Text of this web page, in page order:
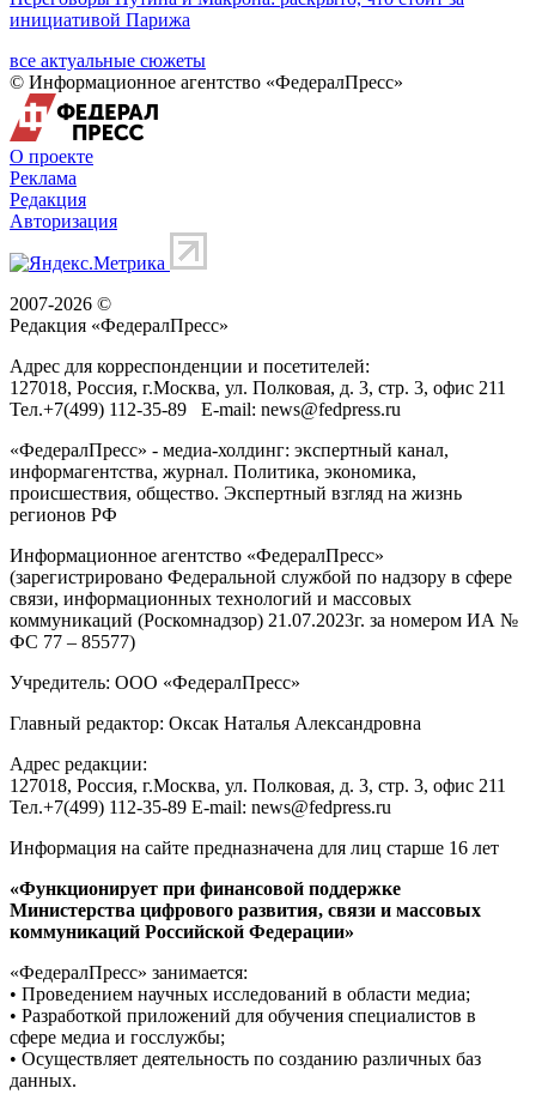
инициативой Парижа
все актуальные сюжеты
© Информационное агентство «ФедералПресс»
О проекте
Реклама
Редакция
Авторизация
2007-2026 ©
Редакция «ФедералПресс»
Адрес для корреспонденции и посетителей:
127018, Россия, г.Москва, ул. Полковая, д. 3, стр. 3, офис 211
Тел.+7(499) 112-35-89 E-mail: news@fedpress.ru
«ФедералПресс» - медиа-холдинг: экспертный канал,
информагентства, журнал. Политика, экономика,
происшествия, общество. Экспертный взгляд на жизнь
регионов РФ
Информационное агентство «ФедералПресс»
(зарегистрировано Федеральной службой по надзору в сфере
связи, информационных технологий и массовых
коммуникаций (Роскомнадзор) 21.07.2023г. за номером ИА №
ФС 77 – 85577)
Учредитель: ООО «ФедералПресс»
Главный редактор: Оксак Наталья Александровна
Адрес редакции:
127018, Россия, г.Москва, ул. Полковая, д. 3, стр. 3, офис 211
Тел.+7(499) 112-35-89 E-mail: news@fedpress.ru
Информация на сайте предназначена для лиц старше 16 лет
«Функционирует при финансовой поддержке
Министерства цифрового развития, связи и массовых
коммуникаций Российской Федерации»
«ФедералПресс» занимается:
• Проведением научных исследований в области медиа;
• Разработкой приложений для обучения специалистов в
сфере медиа и госслужбы;
• Осуществляет деятельность по созданию различных баз
данных.